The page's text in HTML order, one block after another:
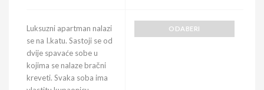
Luksuzni apartman nalazi
se na I.katu. Sastoji se od
dvije spavaće sobe u
kojima se nalaze bračni
kreveti. Svaka soba ima
ODABERI